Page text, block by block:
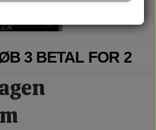
3 BETAL FOR 2